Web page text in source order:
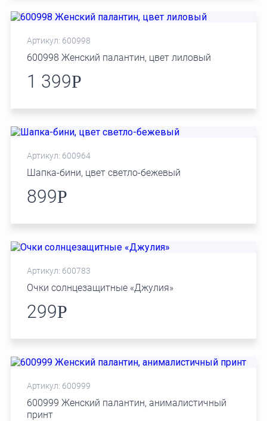
Артикул: 600998
600998 Женский палантин, цвет лиловый
1 399Р
Артикул: 600964
Шапка-бини, цвет светло-бежевый
899Р
Артикул: 600783
Очки солнцезащитные «Джулия»
299Р
Артикул: 600999
600999 Женский палантин, анималистичный
принт